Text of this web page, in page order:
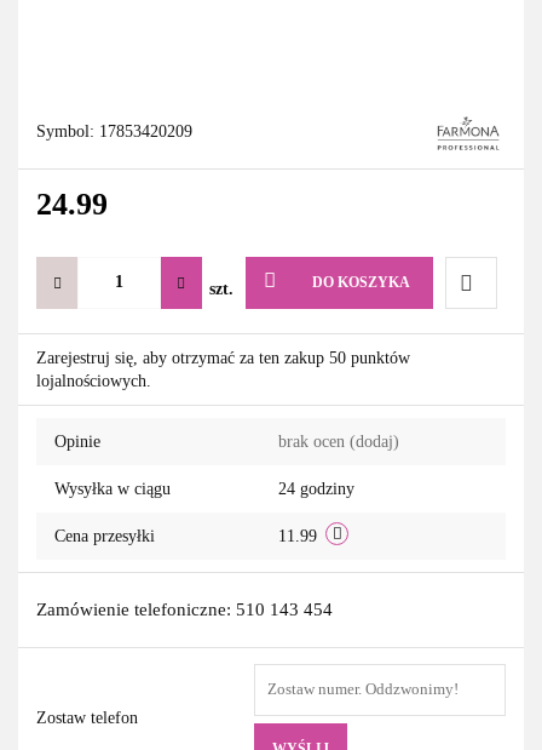
Symbol: 17853420209
24.99
szt. DO KOSZYKA
Do
Zarejestruj się, aby otrzymać za ten zakup 50 punktów
lojalnościowych.
Opinie brak ocen (dodaj)
Wysyłka w ciągu 24 godziny
Cena przesyłki 11.99
Zamówienie telefoniczne: 510 143 454
Zostaw telefon